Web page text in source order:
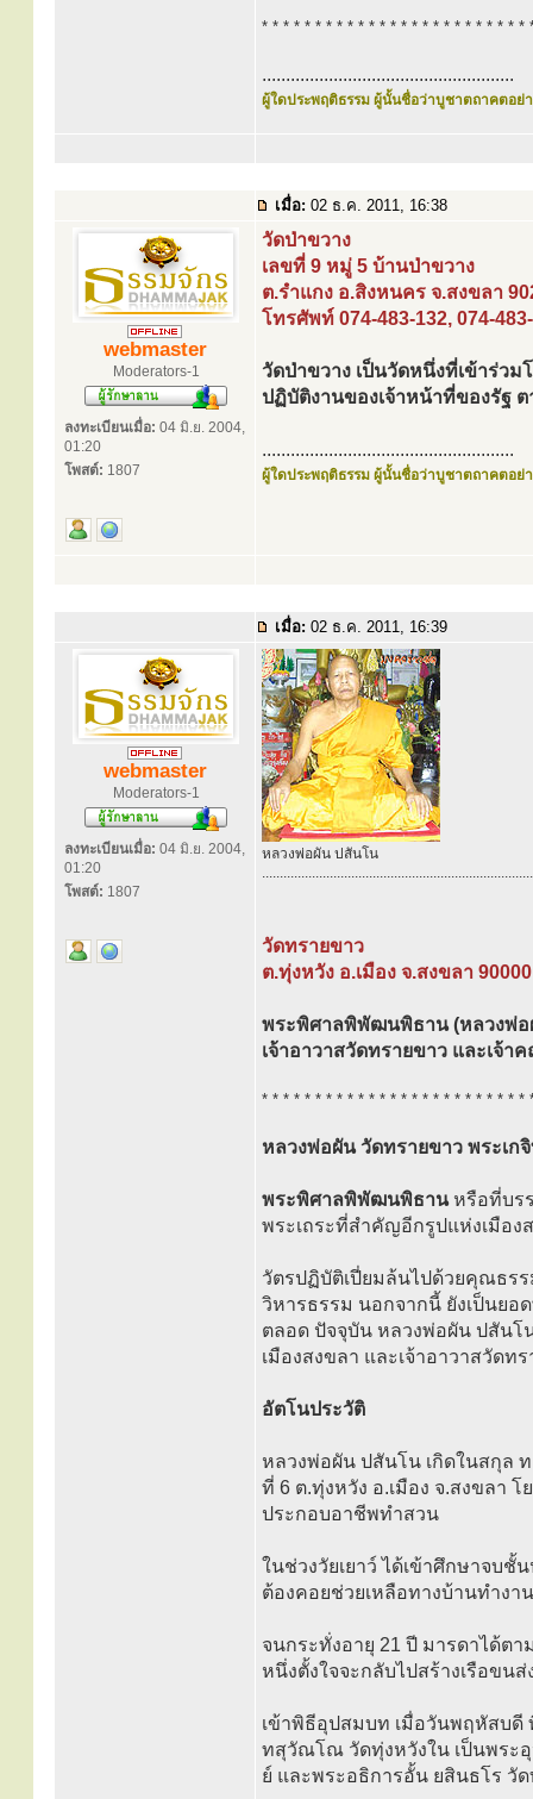
* * * * * * * * * * * * * * * * * * * * * * * * *
.....................................................
ผู้ใดประพฤติธรรม ผู้นั้นชื่อว่าบูชาตถาคตอย่า
เมื่อ: 02 ธ.ค. 2011, 16:38
webmaster
Moderators-1
ลงทะเบียนเมื่อ: 04 มิ.ย. 2004,
01:20
โพสต์: 1807
วัดป่าขวาง
เลขที่ 9 หมู่ 5 บ้านป่าขวาง
ต.รำแกง อ.สิงหนคร จ.สงขลา
โทรศัพท์ 074-483-132, 074-
วัดป่าขวาง เป็นวัดหนึ่งที่เข้าร่ว
ปฏิบัติงานของเจ้าหน้าที่ของรัฐ
.....................................................
ผู้ใดประพฤติธรรม ผู้นั้นชื่อว่าบูชาตถาคตอย่า
เมื่อ: 02 ธ.ค. 2011, 16:39
webmaster
Moderators-1
ลงทะเบียนเมื่อ: 04 มิ.ย. 2004,
01:20
โพสต์: 1807
หลวงพ่อผัน ปสันโน
............................................................................
วัดทรายขาว
ต.ทุ่งหวัง อ.เมือง จ.สงขลา 90000
พระพิศาลพิพัฒนพิธาน (หลวงพ่อ
เจ้าอาวาสวัดทรายขาว และเจ้า
* * * * * * * * * * * * * * * * * * * * * * * * *
หลวงพ่อผัน วัดทรายขาว พระเก
พระพิศาลพิพัฒนพิธานหรือที่บร
พระเถระที่สำคัญอีกรูปแห่งเมือง
วัตรปฏิบัติเปี่ยมล้นไปด้วยคุณธร
วิหารธรรม นอกจากนี้ ยังเป็นย
ตลอด ปัจจุบัน หลวงพ่อผัน ปสันโ
เมืองสงขลา และเจ้าอาวาสวัดท
อัตโนประวัติ
หลวงพ่อผัน ปสันโน เกิดในสกุล
ที่ 6 ต.ทุ่งหวัง อ.เมือง จ.สงขลา
ประกอบอาชีพทำสวน
ในช่วงวัยเยาว์ ได้เข้าศึกษาจบชั้
ต้องคอยช่วยเหลือทางบ้านทำง
จนกระทั่งอายุ 21 ปี มารดาได้ตา
หนึ่งตั้งใจจะกลับไปสร้างเรือขน
เข้าพิธีอุปสมบท เมื่อวันพฤหัสบ
ทสุวัณโณ วัดทุ่งหวังใน เป็นพระ
ย์ และพระอธิการอั้น ยสินธโร วั